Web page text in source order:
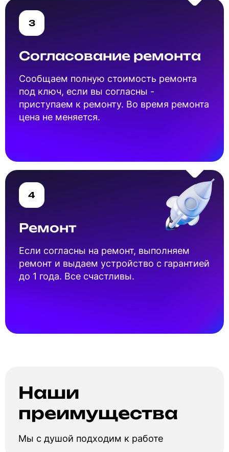
3
Согласование ремонта
Cообщаем полную стоимость ремонта
под ключ, если вы согласны -
приступаем к ремонту. Во время ремонта
цена не меняется.
4
Ремонт
Если согласны на ремонт, выполняем
ремонт и выдаем устройство с гарантией
до 1 года. Все счастливы.
Наши
преимущества
Мы с душой подходим к работе